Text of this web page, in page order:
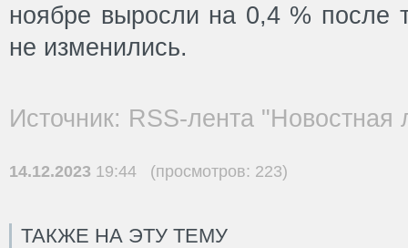
ноябре выросли на 0,4 % после
не изменились.
Источник: RSS-лента "Новостная
14.12.2023 19:44 (просмотров: 223)
ТАКЖЕ НА ЭТУ ТЕМУ